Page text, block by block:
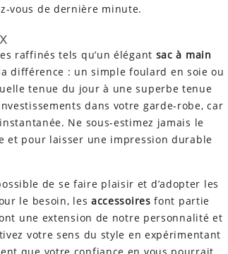
vous de dernière minute.
raffinés tels qu’un élégant sac à main
différence : un simple foulard en soie ou
tenue du jour à une superbe tenue
dans votre garde-robe, car
Ne sous-estimez jamais le
et pour laisser une impression durable
de se faire plaisir et d’adopter les
le besoin, les accessoires font partie
une extension de notre personnalité et
votre sens du style en expérimentant